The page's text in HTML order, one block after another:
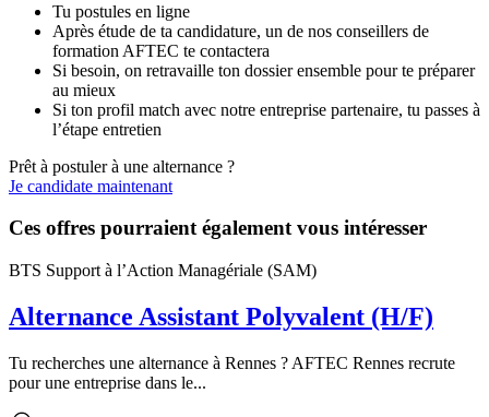
Tu postules en ligne
Après étude de ta candidature, un de nos conseillers de
formation AFTEC te contactera
Si besoin, on retravaille ton dossier ensemble pour te préparer
au mieux
Si ton profil match avec notre entreprise partenaire, tu passes à
l’étape entretien
Prêt à postuler à une alternance ?
Je candidate maintenant
Ces offres pourraient également vous intéresser
BTS Support à l’Action Managériale (SAM)
Alternance Assistant Polyvalent (H/F)
Tu recherches une alternance à Rennes ? AFTEC Rennes recrute
pour une entreprise dans le...